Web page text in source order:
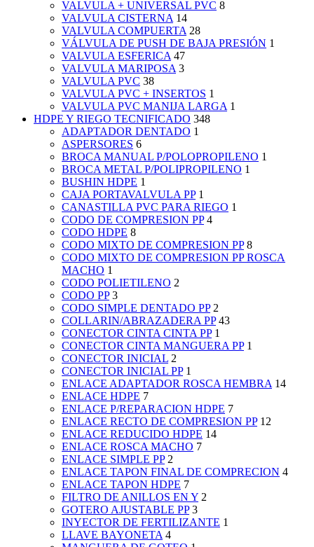
VALVULA + UNIVERSAL PVC 8
VALVULA CISTERNA 14
VALVULA COMPUERTA 28
VÁLVULA DE PUSH DE BAJA PRESIÓN 1
VALVULA ESFERICA 47
VALVULA MARIPOSA 3
VALVULA PVC 38
VALVULA PVC + INSERTOS 1
VALVULA PVC MANIJA LARGA 1
HDPE Y RIEGO TECNIFICADO 348
ADAPTADOR DENTADO 1
ASPERSORES 6
BROCA MANUAL P/POLOPROPILENO 1
BROCA METAL P/POLIPROPILENO 1
BUSHIN HDPE 1
CAJA PORTAVALVULA PP 1
CANASTILLA PVC PARA RIEGO 1
CODO DE COMPRESION PP 4
CODO HDPE 8
CODO MIXTO DE COMPRESION PP 8
CODO MIXTO DE COMPRESION PP ROSCA
MACHO 1
CODO POLIETILENO 2
CODO PP 3
CODO SIMPLE DENTADO PP 2
COLLARIN/ABRAZADERA PP 43
CONECTOR CINTA CINTA PP 1
CONECTOR CINTA MANGUERA PP 1
CONECTOR INICIAL 2
CONECTOR INICIAL PP 1
ENLACE ADAPTADOR ROSCA HEMBRA 14
ENLACE HDPE 7
ENLACE P/REPARACION HDPE 7
ENLACE RECTO DE COMPRESION PP 12
ENLACE REDUCIDO HDPE 14
ENLACE ROSCA MACHO 7
ENLACE SIMPLE PP 2
ENLACE TAPON FINAL DE COMPRECION 4
ENLACE TAPON HDPE 7
FILTRO DE ANILLOS EN Y 2
GOTERO AJUSTABLE PP 3
INYECTOR DE FERTILIZANTE 1
LLAVE BAYONETA 4